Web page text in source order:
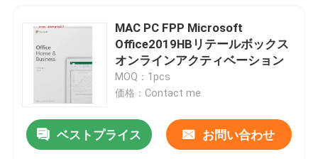
MAC PC FPP Microsoft
Office2019HBリテールボックス
オンラインアクティベーション
MOQ：1pcs
価格：Contact me
ベストプライス お問い合わせ